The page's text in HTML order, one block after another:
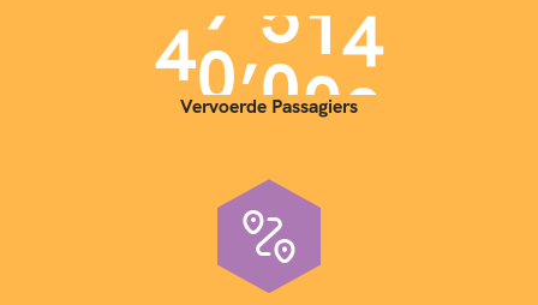
40,000
Vervoerde Passagiers